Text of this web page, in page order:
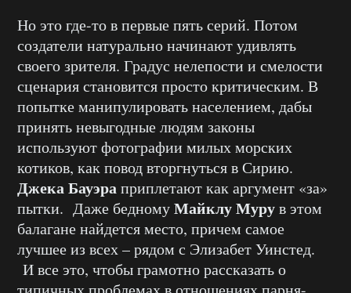
Но это где-то в первые пять серий. Потом
создатели натурально начинают удивлять
своего зрителя. Градус нелепости и смелости
сценария становится просто критическим. В
попытке манипулировать населением, дабы
принять невыгодные людям законы
используют фотографии милых морских
котиков, как повод вторгнуться в Сирию.
Джека Бауэраприплетают как аргумент «за»
пытки. Даже бедномуМайклу Мурув этом
балагане найдется место, причем самое
лучшее из всех – рядом с Элизабет Уинстед.
И все это, чтобы грамотно рассказать о